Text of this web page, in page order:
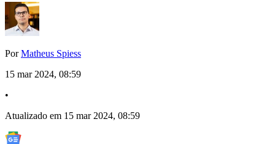
PorMatheus Spiess
15 mar 2024, 08:59
•
Atualizado em 15 mar 2024, 08:59